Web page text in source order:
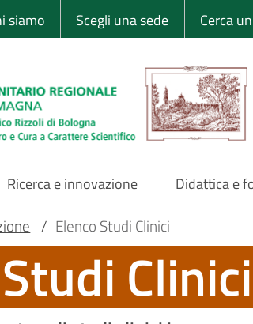
siamo Scegli una sede Cerca
Ricerca e innovazione Didattica e
/ Elenco Studi Clinici
Clinici